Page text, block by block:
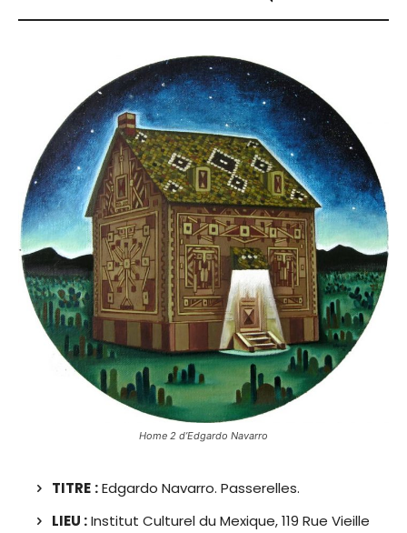
Home 2 d’Edgardo Navarro
TITRE :Edgardo Navarro. Passerelles.
LIEU :Institut Culturel du Mexique, 119 Rue Vieille